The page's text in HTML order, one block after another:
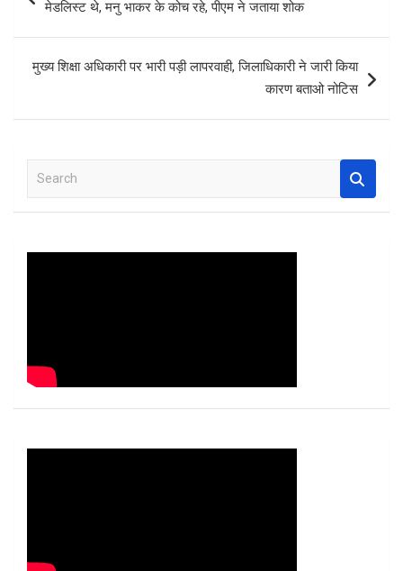
k
p
मेडलिस्ट थे, मनु भाकर के कोच रहे, पीएम ने जताया शोक
मुख्य शिक्षा अधिकारी पर भारी पड़ी लापरवाही, जिलाधिकारी ने जारी किया
कारण बताओ नोटिस
a